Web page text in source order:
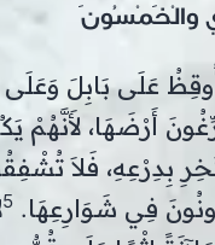
والْخَمْسُونَ
عَلَى بَابِلَ
أَرْضَهَا،
بِدِرْعِهِ، فَلاَ
فِي شَوَارِعِهَا.5